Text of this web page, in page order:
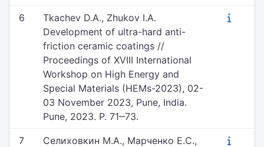
6
Tkachev D.A., Zhukov I.A.
Development of ultra-hard anti-
friction ceramic coatings //
Proceedings of XVIII International
Workshop on High Energy and
Special Materials (HEMs-2023), 02-
03 November 2023, Pune, India.
Pune, 2023. P. 71‒73.
7
Селиховкин М.А., Марченко Е.С.,